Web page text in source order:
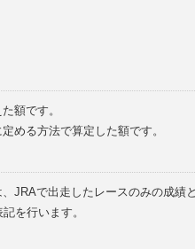
額です。
める方法で算定した額です。
JRAで出走したレースのみの成績と
を行います。